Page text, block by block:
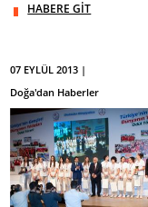
HABERE GİT
07 EYLÜL 2013 |
Doğa'dan Haberler